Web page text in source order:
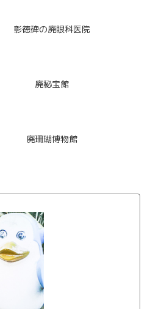
彰徳碑の廃眼科医院
廃秘宝館
廃珊瑚博物館